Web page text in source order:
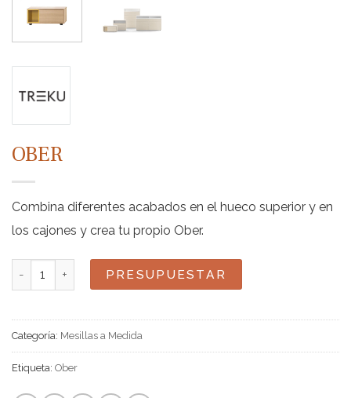
OBER
Combina diferentes acabados en el hueco superior y en
los cajones y crea tu propio Ober.
Ober cantidad PRESUPUESTAR
Categoría: Mesillas a Medida
Etiqueta: Ober